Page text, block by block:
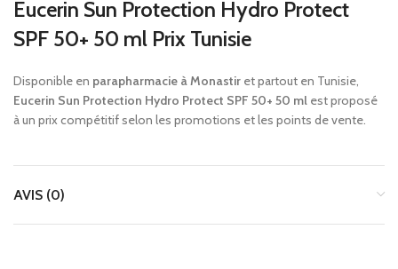
Eucerin Sun Protection Hydro Protect
SPF 50+ 50 ml Prix Tunisie
Disponible en parapharmacie à Monastir et partout en Tunisie,
Eucerin Sun Protection Hydro Protect SPF 50+ 50 ml est proposé
à un prix compétitif selon les promotions et les points de vente.
AVIS (0)